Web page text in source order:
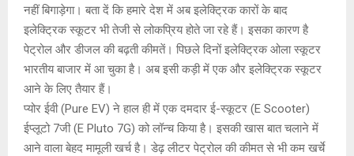
p
k
नहीं बिगाड़ेगा। बता दें कि हमारे देश में अब इलेक्ट्रिक कारों के बाद
इलेक्ट्रिक स्कूटर भी तेजी से लोकप्रिय होते जा रहे हैं। इसका कारण है
पेट्रोल और डीजल की बढ़ती कीमतें। पिछले दिनों इलेक्ट्रिक ओला स्कूटर
भारतीय बाजार में आ चुका है। अब इसी कड़ी में एक और इलेक्ट्रिक स्कूटर
आने के लिए तैयार हैं। ‌
प्योर ईवी (Pure EV) ने हाल ही में एक दमदार ई-स्कूटर (E Scooter)
ईप्लूटो 7जी (E Pluto 7G) को लॉन्च किया है। इसकी खास बात चलाने में
आने वाला बेहद मामूली खर्च है। डेढ़ लीटर पेट्रोल की कीमत से भी कम खर्चे